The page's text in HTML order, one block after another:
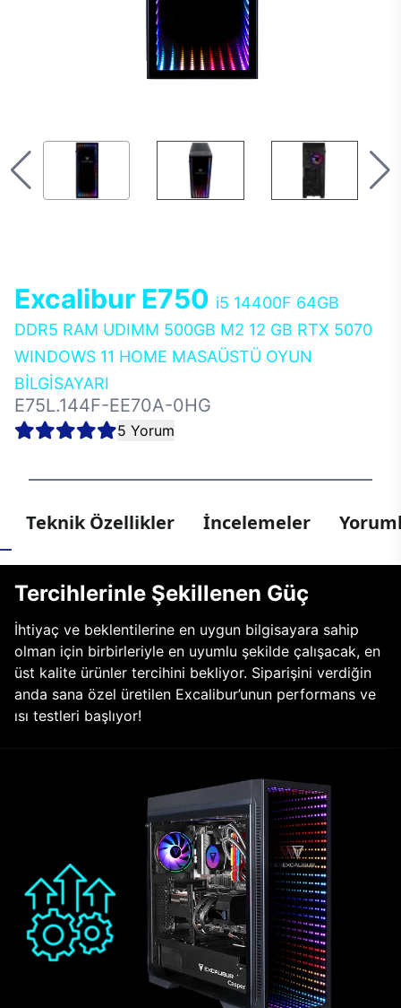
Excalibur E750 i5 14400F 64GB
DDR5 RAM UDIMM 500GB M2 12 GB RTX 5070
WINDOWS 11 HOME MASAÜSTÜ OYUN
BİLGİSAYARI
E75L.144F-EE70A-0HG
5 Yorum
Teknik Özellikler İncelemeler
Tercihlerinle Şekillenen Güç
İhtiyaç ve beklentilerine en uygun bilgisayara sahip
olman için birbirleriyle en uyumlu şekilde çalışacak, en
üst kalite ürünler tercihini bekliyor. Siparişini verdiğin
anda sana özel üretilen Excalibur’unun performans ve
ısı testleri başlıyor!